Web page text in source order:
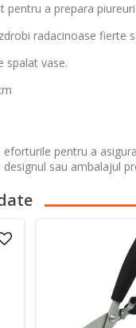
pentru a prepara
radacinoase fierte
spalat vase.
pentru a
sau ambalajul